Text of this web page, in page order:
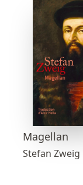
Magellan
Stefan Zweig